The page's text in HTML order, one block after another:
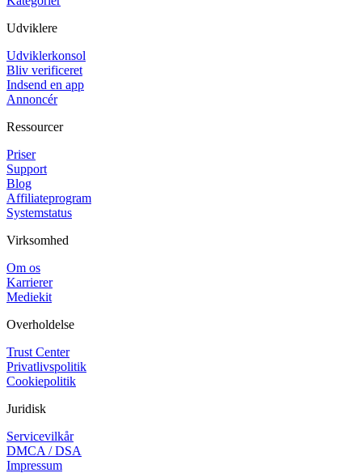
Udviklere
Udviklerkonsol
Bliv verificeret
Indsend en app
Annoncér
Ressourcer
Priser
Support
Blog
Affiliateprogram
Systemstatus
Virksomhed
Om os
Karrierer
Mediekit
Overholdelse
Trust Center
Privatlivspolitik
Cookiepolitik
Juridisk
Servicevilkår
DMCA / DSA
Impressum